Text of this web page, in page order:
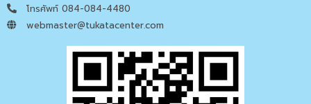
โทรศัพท์ 084-084-4480
webmaster@tukatacenter.com